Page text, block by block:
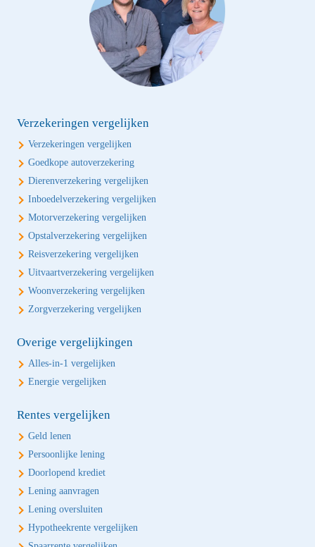
Verzekeringen vergelijken
Verzekeringen vergelijken
Goedkope autoverzekering
Dierenverzekering vergelijken
Inboedelverzekering vergelijken
Motorverzekering vergelijken
Opstalverzekering vergelijken
Reisverzekering vergelijken
Uitvaartverzekering vergelijken
Woonverzekering vergelijken
Zorgverzekering vergelijken
Overige vergelijkingen
Alles-in-1 vergelijken
Energie vergelijken
Rentes vergelijken
Geld lenen
Persoonlijke lening
Doorlopend krediet
Lening aanvragen
Lening oversluiten
Hypotheekrente vergelijken